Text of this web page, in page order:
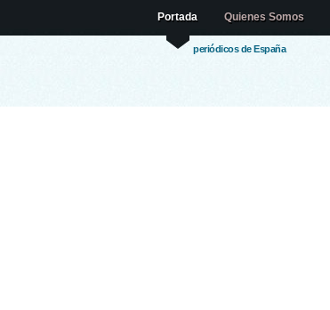
periódicos de España
Portada Quienes Somos